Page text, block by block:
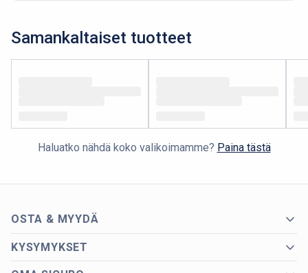
Samankaltaiset tuotteet
Haluatko nähdä koko valikoimamme? Paina tästä
OSTA & MYYDÄ
KYSYMYKSET